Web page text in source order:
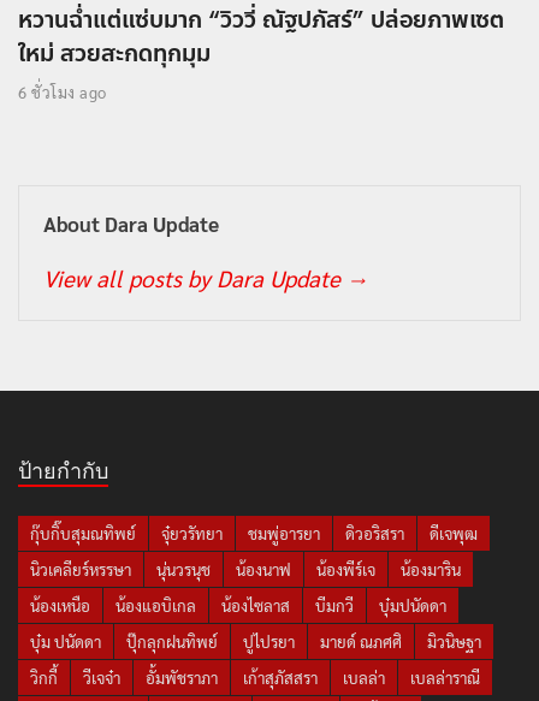
หวานฉ่ำแต่แซ่บมาก “วิววี่ ณัฐปภัสร์” ปล่อยภาพเซต
ใหม่ สวยสะกดทุกมุม
6 ชั่วโมง ago
About Dara Update
View all posts by Dara Update →
ป้ายกำกับ
กุ๊บกิ๊บสุมณทิพย์ จุ๋ยวรัทยา ชมพู่อารยา ดิวอริสรา
ดีเจพุฒ
นิวเคลียร์หรรษา
นุ่นวรนุช น้องนาฟ น้องพีร์เจ
น้องมาริน
น้องเหนือ
น้องแอบิเกล น้องไซลาส บีมกวี
บุ๋มปนัดดา
บุ๋ม ปนัดดา
ปุ๊กลุกฝนทิพย์ ปูไปรยา มายด์ ณภศศิ
มิวนิษฐา
วิกกี้
วีเจจ๋า อั้มพัชราภา เก้าสุภัสสรา เบลล่า
เบลล่าราณี